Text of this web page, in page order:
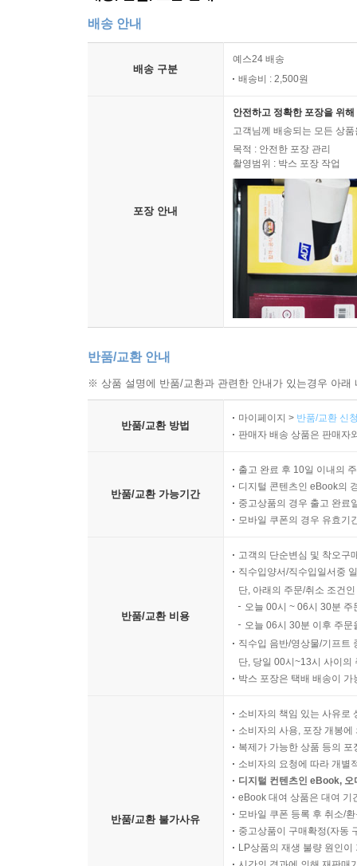
배송 안내
배송 구분
예스24 배송
배송비 : 2,500원
포장 안내
안전하고 정확한 포장을 위
고객님께 배송되는 모든 상
목적 : 안전한 포장 관리
촬영범위 : 박스 포장 작업
반품/교환 안내
※ 상품 설명에 반품/교환과 관련한 안내가 있는경우 아
반품/교환 방법
마이페이지 > 반품/교환 신
판매자 배송 상품은 판매자
반품/교환 가능기간
출고 완료 후 10일 이내의
디지털 콘텐츠인 eBook의
중고상품의 경우 출고 완료
모바일 쿠폰의 경우 유효기
반품/교환 비용
고객의 단순변심 및 착오구
직수입양서/직수입일서중
단, 아래의 주문/취소 조건
오늘 00시 ~ 06시 30분
오늘 06시 30분 이후 주
직수입 음반/영상물/기프트
단, 당일 00시~13시 사이의
박스 포장은 택배 배송이
반품/교환 불가사유
소비자의 책임 있는 사유로
소비자의 사용, 포장 개봉
복제가 가능한 상품 등의
소비자의 요청에 따라 개별
디지털 컨텐츠인 eBook,
eBook 대여 상품은 대여 기
모바일 쿠폰 등록 후 취소/
중고상품이 구매확정(자동
LP상품의 재생 불량 원인